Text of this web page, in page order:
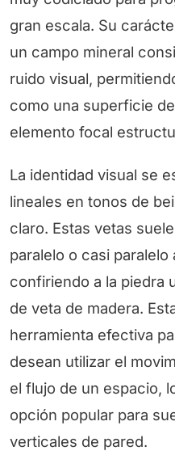
gran escala. Su
un campo mineral
ruido visual,
como una superficie
elemento focal
La identidad visual se
lineales en tonos de
claro. Estas vetas
paralelo o casi paralelo
confiriendo a la piedra
de veta de madera.
herramienta efectiva
desean utilizar el
el flujo de un espacio,
opción popular para
verticales de pared.